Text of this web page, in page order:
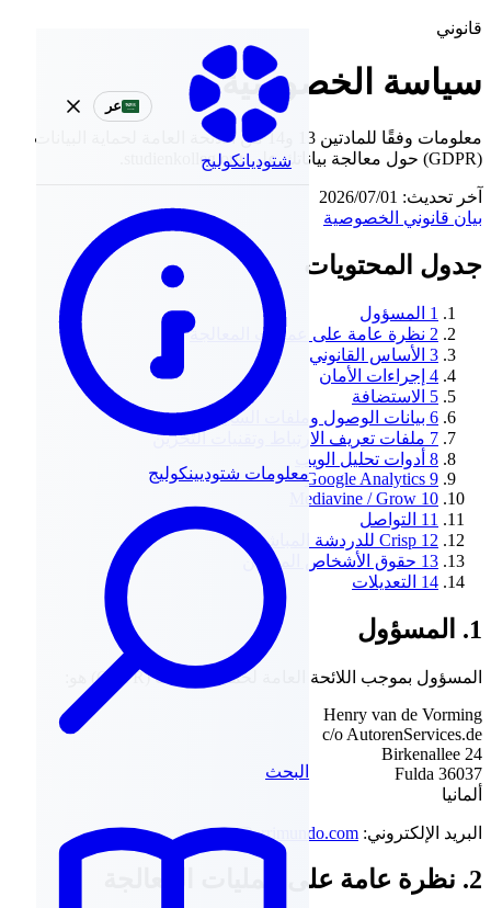
شتوديانكوليج
عر
معلومات شتوديينكوليج
البحث
قانوني
سياسة الخصوصية
معلومات وفقًا للمادتين 13 و14 من اللائحة العامة لحماية البيانات
(GDPR) حول معالجة بياناتك على studienkolleg.org.
آخر تحديث: 01‏/07‏/2026
بيان قانوني الخصوصية
جدول المحتويات
1 المسؤول
2 نظرة عامة على عمليات المعالجة
3 الأساس القانوني
4 إجراءات الأمان
5 الاستضافة
6 بيانات الوصول وملفات السجل
7 ملفات تعريف الارتباط وتقنيات التخزين
8 أدوات تحليل الويب
9
10
11 التواصل
12
13 حقوق الأشخاص المعنيين
14 التعديلات
1. المسؤول
المسؤول بموجب اللائحة العامة لحماية البيانات (GDPR) هو:
Henry van de Vorming
c/o AutorenServices.de
Birkenallee 24
36037 Fulda
ألمانيا
البريد الإلكتروني: hello@arrimundo.com
2. نظرة عامة على عمليات المعالجة